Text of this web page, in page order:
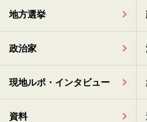
地方選挙
政治家
現地ルポ・インタビュー
資料